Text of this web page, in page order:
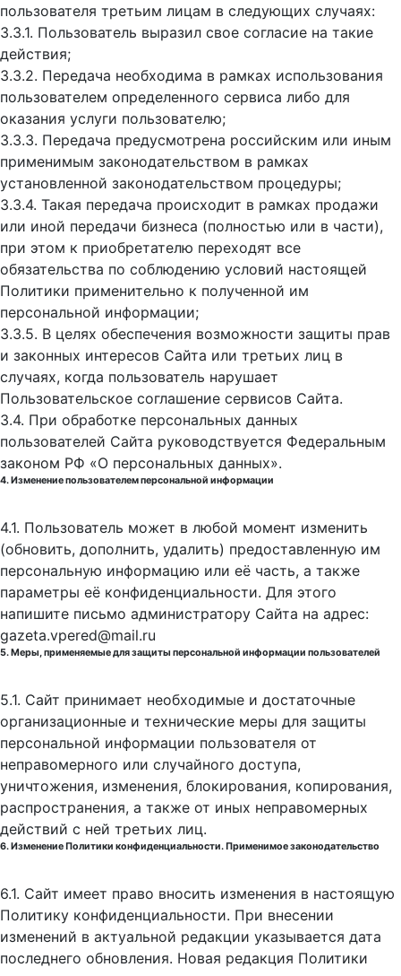
пользователя третьим лицам в следующих случаях:
3.3.1. Пользователь выразил свое согласие на такие
действия;
3.3.2. Передача необходима в рамках использования
пользователем определенного сервиса либо для
оказания услуги пользователю;
3.3.3. Передача предусмотрена российским или иным
применимым законодательством в рамках
установленной законодательством процедуры;
3.3.4. Такая передача происходит в рамках продажи
или иной передачи бизнеса (полностью или в части),
при этом к приобретателю переходят все
обязательства по соблюдению условий настоящей
Политики применительно к полученной им
персональной информации;
3.3.5. В целях обеспечения возможности защиты прав
и законных интересов Сайта или третьих лиц в
случаях, когда пользователь нарушает
Пользовательское соглашение сервисов Сайта.
3.4. При обработке персональных данных
пользователей Сайта руководствуется Федеральным
законом РФ «О персональных данных».
4. Изменение пользователем персональной информации
4.1. Пользователь может в любой момент изменить
(обновить, дополнить, удалить) предоставленную им
персональную информацию или её часть, а также
параметры её конфиденциальности. Для этого
напишите письмо администратору Сайта на адрес:
gazeta.vpered@mail.ru
5. Меры, применяемые для защиты персональной информации пользователей
5.1. Сайт принимает необходимые и достаточные
организационные и технические меры для защиты
персональной информации пользователя от
неправомерного или случайного доступа,
уничтожения, изменения, блокирования, копирования,
распространения, а также от иных неправомерных
действий с ней третьих лиц.
6. Изменение Политики конфиденциальности. Применимое законодательство
6.1. Сайт имеет право вносить изменения в настоящую
Политику конфиденциальности. При внесении
изменений в актуальной редакции указывается дата
последнего обновления. Новая редакция Политики